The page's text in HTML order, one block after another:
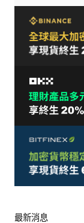
最新消息